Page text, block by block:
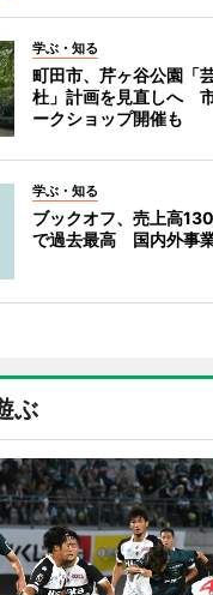
学ぶ・知る
町田市、芹ヶ谷公園「
杜」計画を見直しへ
ークショップ開催も
学ぶ・知る
ブックオフ、売上高
で過去最高 国内外事
ぶ